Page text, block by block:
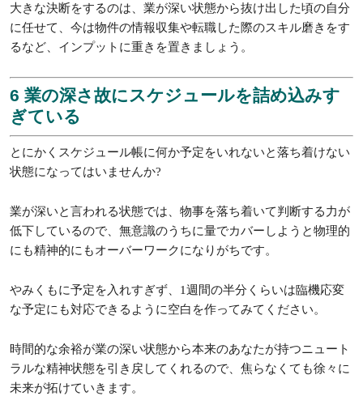
大きな決断をするのは、業が深い状態から抜け出した頃の自分
に任せて、今は物件の情報収集や転職した際のスキル磨きをす
るなど、インプットに重きを置きましょう。
6 業の深さ故にスケジュールを詰め込みす
ぎている
とにかくスケジュール帳に何か予定をいれないと落ち着けない
状態になってはいませんか?
業が深いと言われる状態では、物事を落ち着いて判断する力が
低下しているので、無意識のうちに量でカバーしようと物理的
にも精神的にもオーバーワークになりがちです。
やみくもに予定を入れすぎず、1週間の半分くらいは臨機応変
な予定にも対応できるように空白を作ってみてください。
時間的な余裕が業の深い状態から本来のあなたが持つニュート
ラルな精神状態を引き戻してくれるので、焦らなくても徐々に
未来が拓けていきます。